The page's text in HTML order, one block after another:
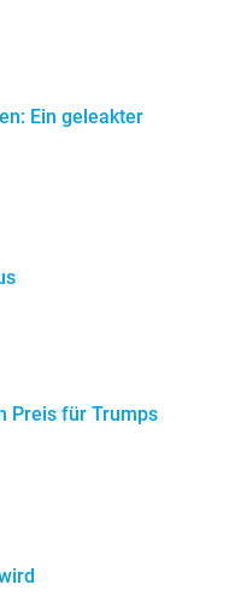
Ein geleakter
Preis für Trumps